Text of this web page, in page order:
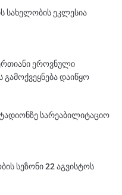
სახელობის ეკლესია
ეროვნული
დაიწყო
სარეაბილიტაციო
სეზონი 22 აგვისტოს